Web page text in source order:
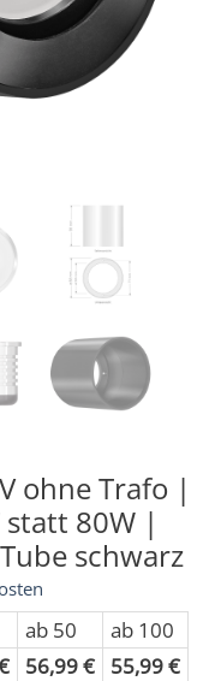
ohne Trafo |
80W |
schwarz
ab 50
ab 100
56,99€ 55,99€